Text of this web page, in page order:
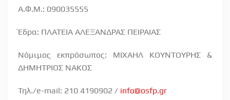
Α.Φ.Μ.: 090035555
Έδρα: ΠΛΑΤΕΙΑ ΑΛΕΞΑΝΔΡΑΣ ΠΕΙΡΑΙΑΣ
Νόμιμος εκπρόσωπος: ΜΙΧΑΗΛ ΚΟΥΝΤΟΥΡΗΣ &
ΔΗΜΗΤΡΙΟΣ ΝΑΚΟΣ
Τηλ./e-mail: 210 4190902 / info@osfp.gr